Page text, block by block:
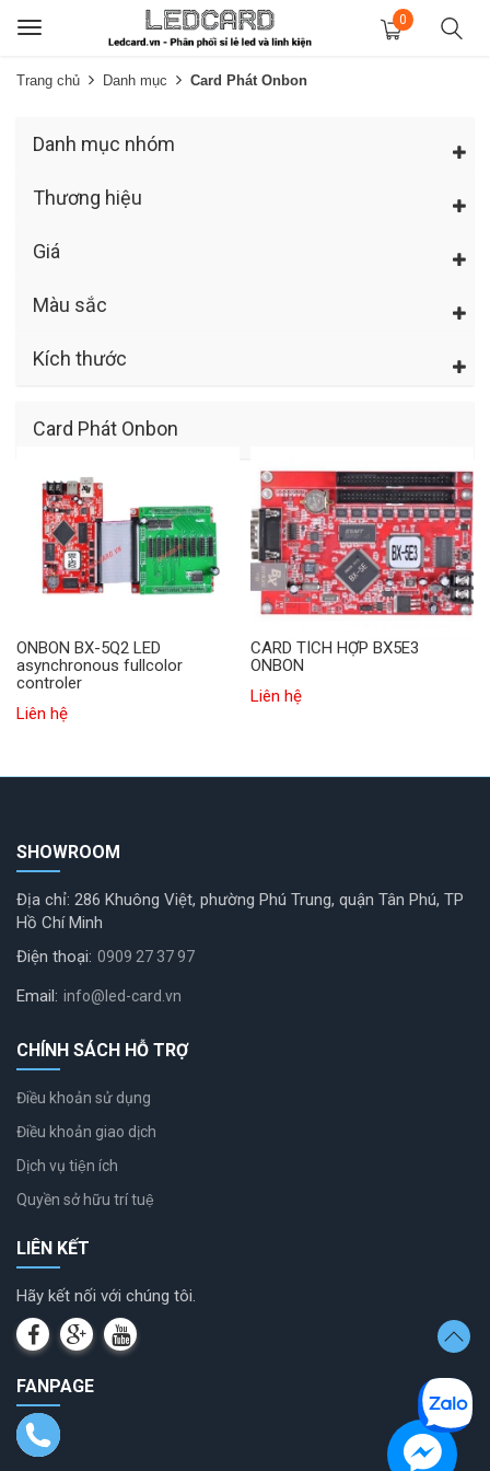
Toggle
0
Trang chủ Danh mục Card Phát Onbon
Danh mục nhóm
Thương hiệu
Giá
Màu sắc
Kích thước
Card Phát Onbon
ONBON BX-5Q2 LED
asynchronous fullcolor
controler
Liên hệ
CARD TÍCH HỢP BX5E3
ONBON
Liên hệ
SHOWROOM
Địa chỉ: 286 Khuông Việt, phường Phú Trung, quận Tân Phú, TP
Hồ Chí Minh
Điện thoại: 0909 27 37 97
Email: info@led-card.vn
CHÍNH SÁCH HỖ TRỢ
Điều khoản sử dụng
Điều khoản giao dịch
Dịch vụ tiện ích
Quyền sở hữu trí tuệ
LIÊN KẾT
Hãy kết nối với chúng tôi.
FANPAGE